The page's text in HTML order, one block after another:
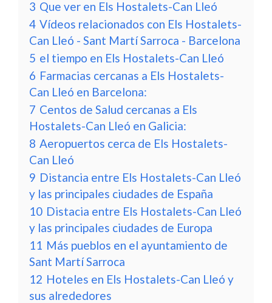
3 Que ver en Els Hostalets-Can Lleó
4 Vídeos relacionados con Els Hostalets-
Can Lleó - Sant Martí Sarroca - Barcelona
5 el tiempo en Els Hostalets-Can Lleó
6 Farmacias cercanas a Els Hostalets-
Can Lleó en Barcelona:
7 Centos de Salud cercanas a Els
Hostalets-Can Lleó en Galicia:
8 Aeropuertos cerca de Els Hostalets-
Can Lleó
9 Distancia entre Els Hostalets-Can Lleó
y las principales ciudades de España
10 Distacia entre Els Hostalets-Can Lleó
y las principales ciudades de Europa
11 Más pueblos en el ayuntamiento de
Sant Martí Sarroca
12 Hoteles en Els Hostalets-Can Lleó y
sus alrededores